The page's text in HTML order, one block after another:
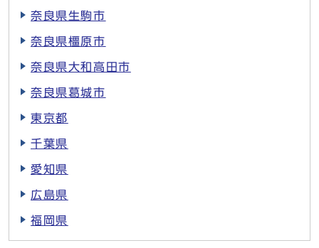
奈良県生駒市
奈良県橿原市
奈良県大和高田市
奈良県葛城市
東京都
千葉県
愛知県
広島県
福岡県